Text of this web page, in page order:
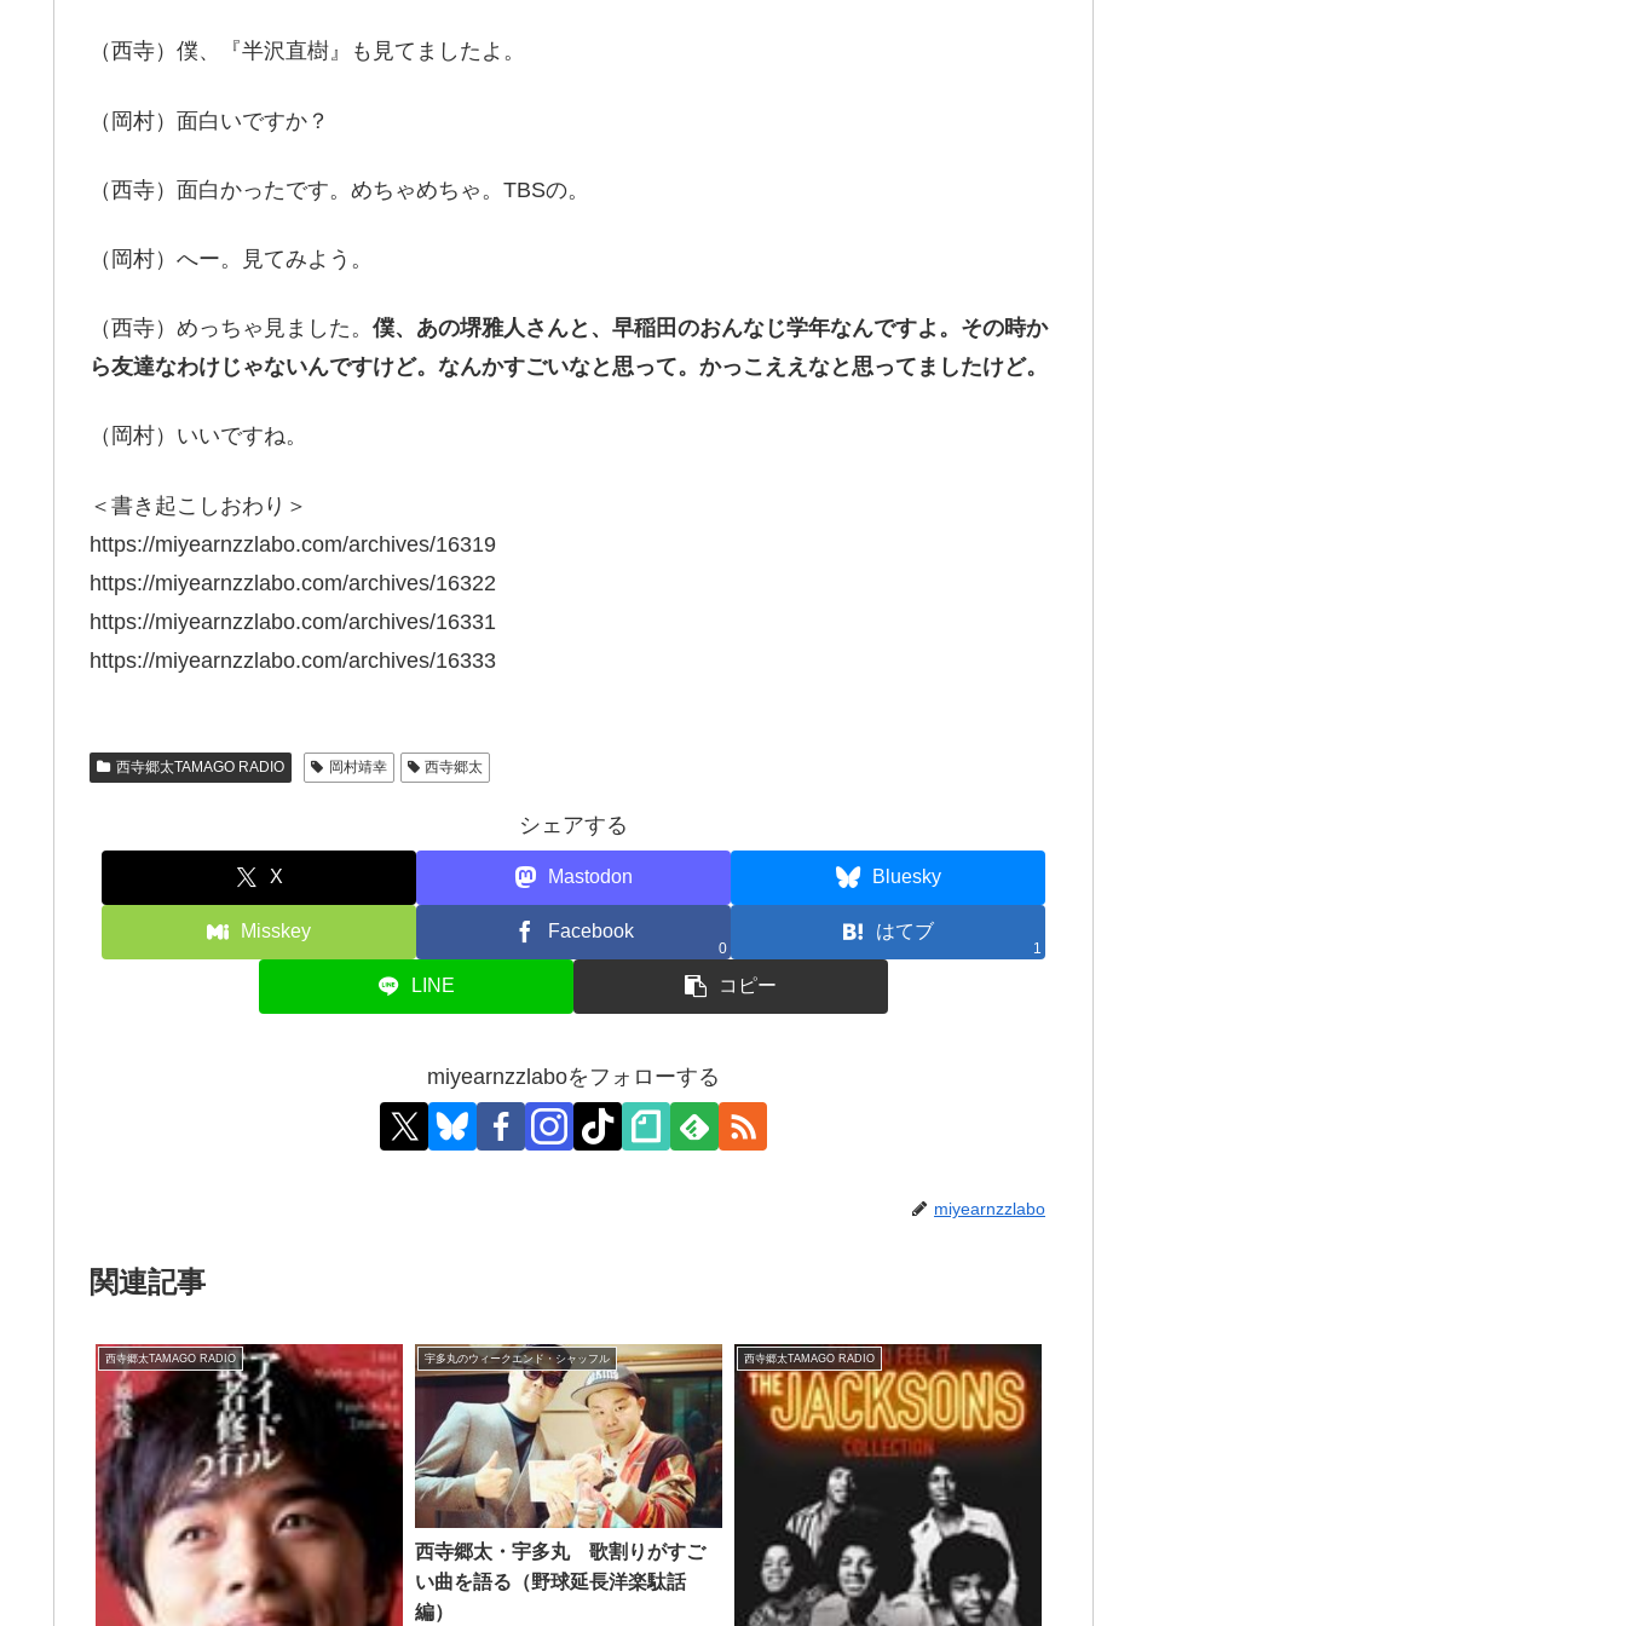
（西寺）僕、『半沢直樹』も見てましたよ。
（岡村）面白いですか？
（西寺）面白かったです。めちゃめちゃ。TBSの。
（岡村）へー。見てみよう。
（西寺）めっちゃ見ました。 僕、あの堺雅人さんと、早稲田のおんなじ学年なんですよ。その時か
ら友達なわけじゃないんですけど。なんかすごいなと思って。かっこええなと思ってましたけど。
（岡村）いいですね。
＜書き起こしおわり＞
https://miyearnzzlabo.com/archives/16319
https://miyearnzzlabo.com/archives/16322
https://miyearnzzlabo.com/archives/16331
https://miyearnzzlabo.com/archives/16333
西寺郷太TAMAGO RADIO 岡村靖幸 西寺郷太
シェアする
X Mastodon Bluesky
Misskey Facebook
0
はてブ
1
LINE コピー
miyearnzzlaboをフォローする
miyearnzzlabo
関連記事
西寺郷太TAMAGO RADIO 宇多丸のウィークエンド・シャッフル
西寺郷太・宇多丸 歌割りがすご
い曲を語る（野球延長洋楽駄話
編）
西寺郷太TAMAGO RADIO